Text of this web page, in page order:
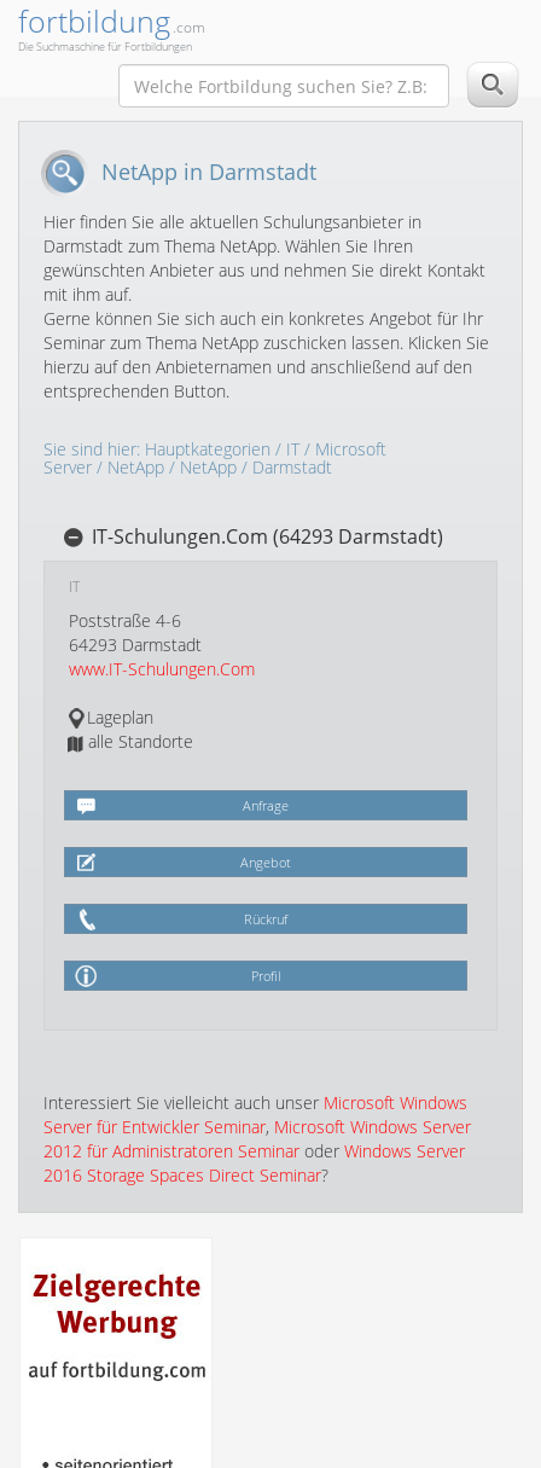
fortbildung.com
Die Suchmaschine für Fortbildungen
NetApp in Darmstadt
Hier finden Sie alle aktuellen Schulungsanbieter in
Darmstadt zum Thema NetApp. Wählen Sie Ihren
gewünschten Anbieter aus und nehmen Sie direkt Kontakt
mit ihm auf.
Gerne können Sie sich auch ein konkretes Angebot für Ihr
Seminar zum Thema NetApp zuschicken lassen. Klicken Sie
hierzu auf den Anbieternamen und anschließend auf den
entsprechenden Button.
Sie sind hier: Hauptkategorien / IT/ Microsoft
Server / NetApp /NetApp / Darmstadt
IT-Schulungen.Com (64293 Darmstadt)
IT
Poststraße 4-6
64293 Darmstadt
www.IT-Schulungen.Com
Lageplan
alle Standorte
Anfrage
Angebot
Rückruf
Profil
Interessiert Sie vielleicht auch unser Microsoft Windows
Server für Entwickler Seminar, Microsoft Windows Server
2012 für Administratoren Seminar oder Windows Server
2016 Storage Spaces Direct Seminar?